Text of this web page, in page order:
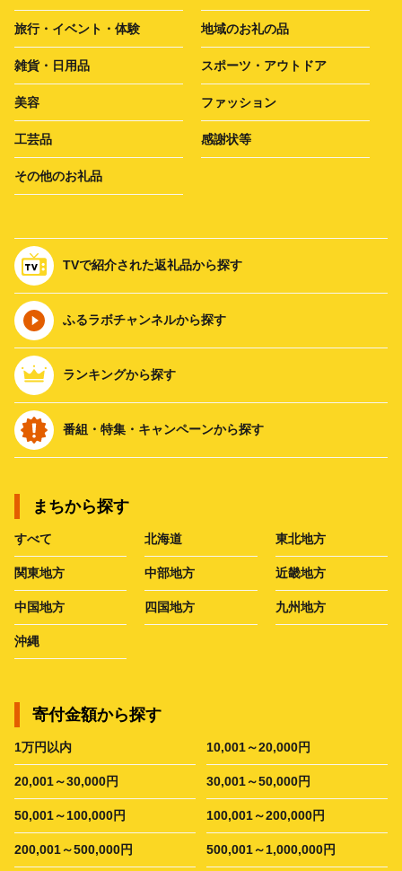
旅行・イベント・体験 地域のお礼の品
雑貨・日用品 スポーツ・アウトドア
美容 ファッション
工芸品 感謝状等
その他のお礼品
TVで紹介された返礼品から探す
ふるラボチャンネルから探す
ランキングから探す
番組・特集・キャンペーンから探す
まちから探す
すべて 北海道 東北地方
関東地方 中部地方 近畿地方
中国地方 四国地方 九州地方
沖縄
寄付金額から探す
1万円以内 10,001～20,000円
20,001～30,000円 30,001～50,000円
50,001～100,000円 100,001～200,000円
200,001～500,000円 500,001～1,000,000円